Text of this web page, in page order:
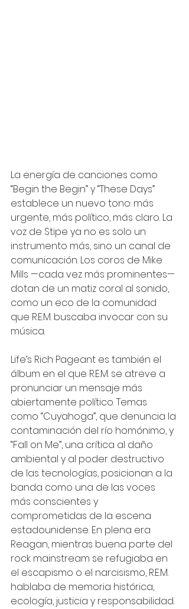
La energía de canciones como
“Begin the Begin” y “These Days”
establece un nuevo tono: más
urgente, más político, más claro. La
voz de Stipe ya no es solo un
instrumento más, sino un canal de
comunicación. Los coros de Mike
Mills —cada vez más prominentes—
dotan de un matiz coral al sonido,
como un eco de la comunidad
que R.E.M. buscaba invocar con su
música.
Life’s Rich Pageant es también el
álbum en el que R.E.M. se atreve a
pronunciar un mensaje más
abiertamente político. Temas
como “Cuyahoga”, que denuncia la
contaminación del río homónimo, y
“Fall on Me”, una crítica al daño
ambiental y al poder destructivo
de las tecnologías, posicionan a la
banda como una de las voces
más conscientes y
comprometidas de la escena
estadounidense. En plena era
Reagan, mientras buena parte del
rock mainstream se refugiaba en
el escapismo o el narcisismo, R.E.M.
hablaba de memoria histórica,
ecología, justicia y responsabilidad.